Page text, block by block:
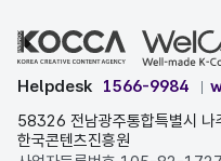
Helpdesk 1566-9984
58326 전남광주통합특별시
한국콘텐츠진흥원